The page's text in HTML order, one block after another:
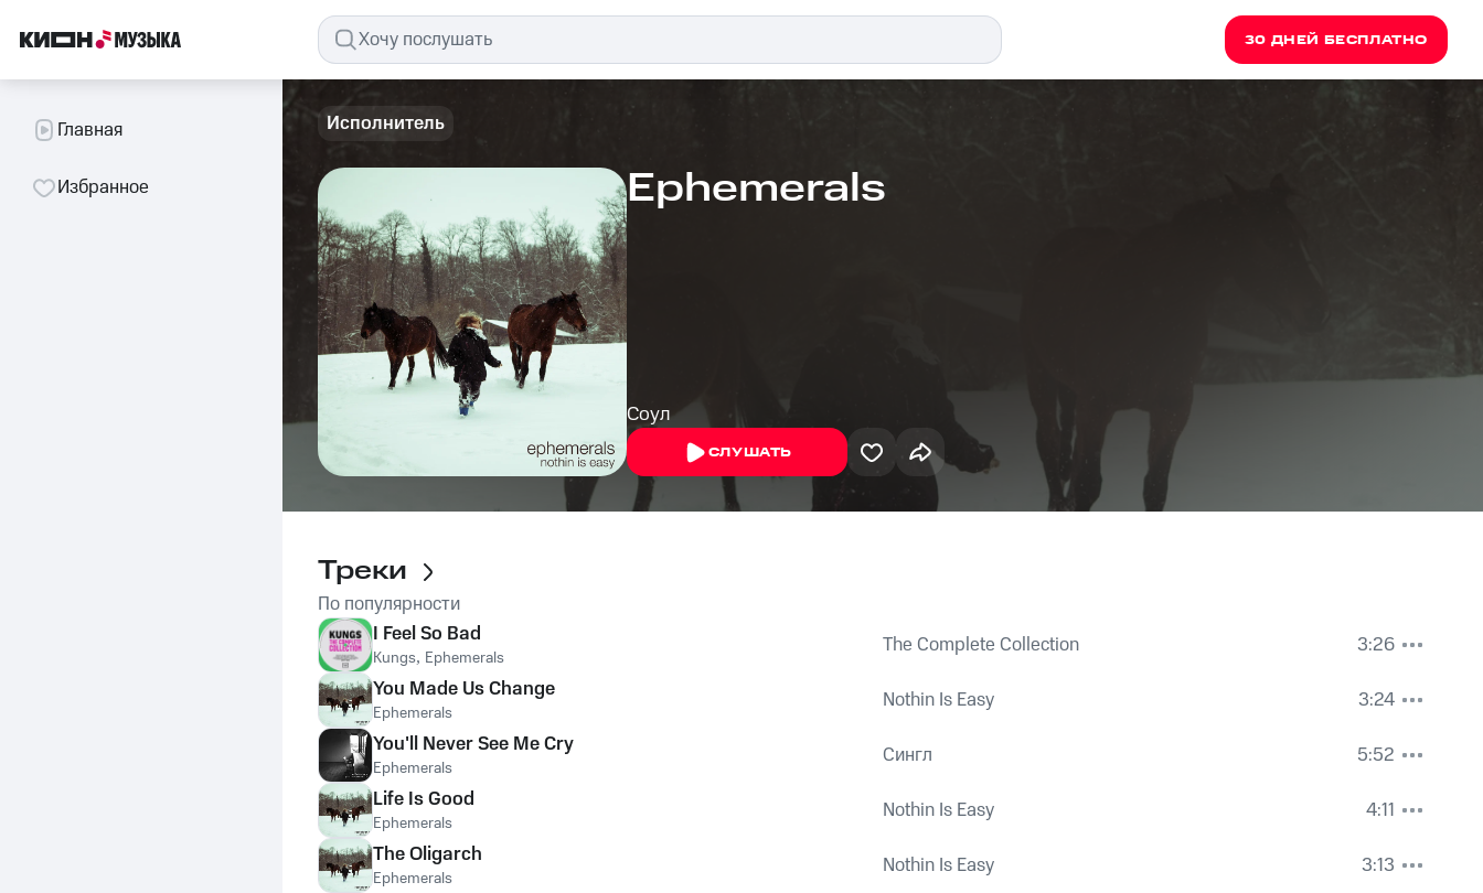
30 ДНЕЙ БЕСПЛАТНО
Главная
Избранное
Исполнитель
Ephemerals
Соул
СЛУШАТЬ
Треки
По популярности
I Feel So Bad
Kungs, Ephemerals The Complete Collection
3:26
You Made Us Change
Ephemerals Nothin Is Easy
3:24
You'll Never See Me Cry
Ephemerals Сингл
5:52
Life Is Good
Ephemerals Nothin Is Easy
4:11
The Oligarch
Ephemerals Nothin Is Easy 3:13